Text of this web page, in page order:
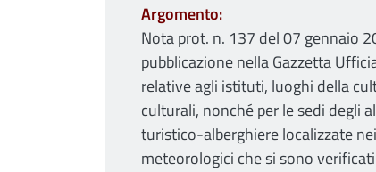
Argomento
Nota prot. n. 137 del 07 gennaio
pubblicazione nella Gazzetta
relative agli istituti, luoghi della
culturali, nonché per le sedi degli
turistico-alberghiere localizzate
meteorologici che si sono